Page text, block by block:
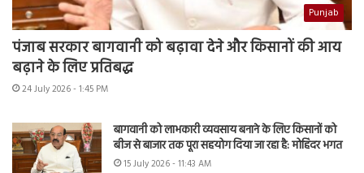
Punjab
पंजाब सरकार बागवानी को बढ़ावा देने और किसानों की आय
बढ़ाने के लिए प्रतिबद्ध
24 July 2026 - 1:45 PM
बागवानी को लाभकारी व्यवसाय बनाने के लिए किसानों को
बीज से बाजार तक पूरा सहयोग दिया जा रहा है: मोहिंदर भगत
15 July 2026 - 11:43 AM